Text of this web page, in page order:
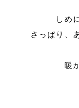
しめ
さっぱり、
暖